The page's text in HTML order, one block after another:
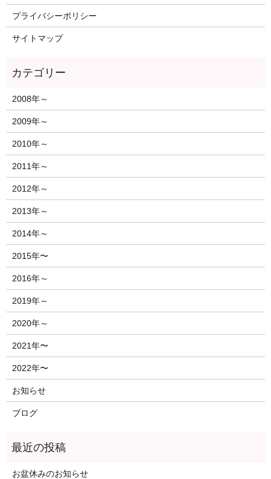
プライバシーポリシー
サイトマップ
2008年～
2009年～
2010年～
2011年～
2012年～
2013年～
2014年～
2015年〜
2016年～
2019年～
2020年～
2021年〜
2022年〜
お知らせ
ブログ
お盆休みのお知らせ